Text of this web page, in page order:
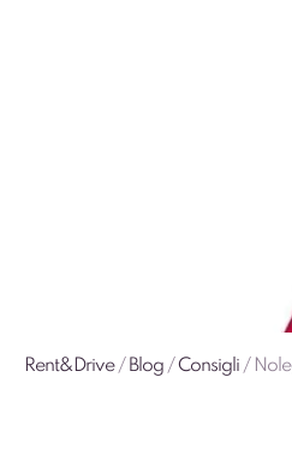
Rent&Drive/ Blog /Consigli /